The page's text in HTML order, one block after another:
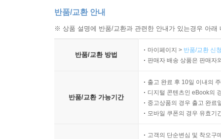
반품/교환 안내
※ 상품 설명에 반품/교환과 관련한 안내가 있는경우 아
반품/교환 방법
마이페이지 > 반품/교환 신
판매자 배송 상품은 판매자
반품/교환 가능기간
출고 완료 후 10일 이내의
디지털 콘텐츠인 eBook의
중고상품의 경우 출고 완료
모바일 쿠폰의 경우 유효기
고객의 단순변심 및 착오구